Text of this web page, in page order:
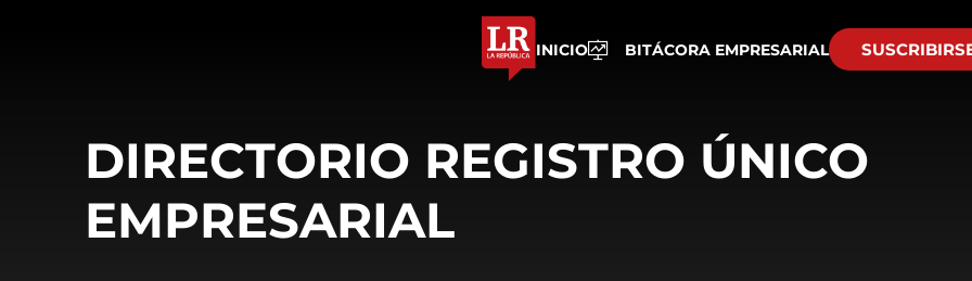
INICIO BITÁCORA EMPRESARIAL
DIRECTORIO REGISTRO ÚNICO
EMPRESARIAL